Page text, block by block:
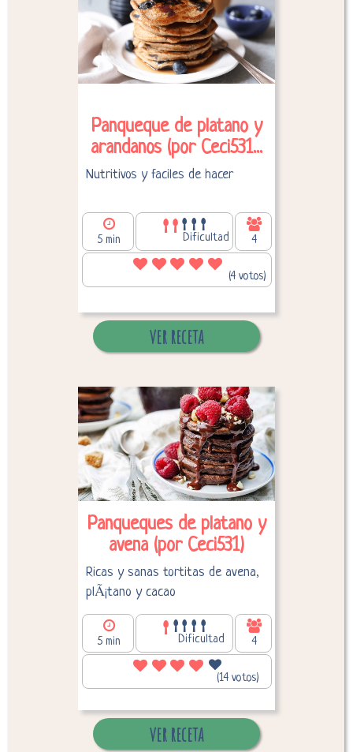
Panqueque de platano y
arandanos (por Ceci531...
Nutritivos y faciles de hacer
5 min Dificultad 4
(4 votos)
Desglose de calorías
Calorías por persona:
270,95
ver receta
Panqueques de platano y
avena (por Ceci531)
Ricas y sanas tortitas de avena,
plÃ¡tano y cacao
5 min Dificultad 4
(14 votos)
Desglose de calorías
Calorías por persona:
120,78
ver receta